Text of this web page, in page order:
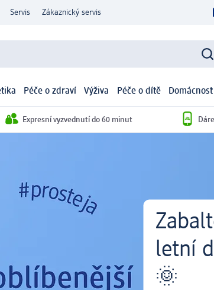
Servis Zákaznický servis
Péče o zdraví Výživa Péče o dítě Domácnost
Expresní vyzvednutí do 60 minut
letní
🌞